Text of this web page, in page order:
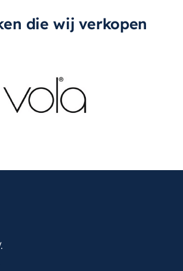
die wij verkopen